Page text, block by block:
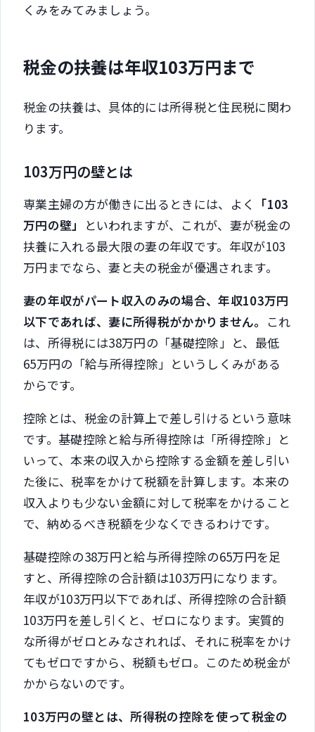
くみをみてみましょう。
税金の扶養は年収103万円まで
税金の扶養は、具体的には所得税と住民税に関わ
ります。
103万円の壁とは
専業主婦の方が働きに出るときには、よく
「103
万円の壁」 といわれますが、これが、妻が税金の
扶養に入れる最大限の妻の年収です。年収が103
万円までなら、妻と夫の税金が優遇されます。
妻の年収がパート収入のみの場合、年収103万円
以下であれば、妻に所得税がかかりません。 これ
は、所得税には38万円の「基礎控除」と、最低
65万円の「給与所得控除」というしくみがある
からです。
控除とは、税金の計算上で差し引けるという意味
です。基礎控除と給与所得控除は「所得控除」と
いって、本来の収入から控除する金額を差し引い
た後に、税率をかけて税額を計算します。本来の
収入よりも少ない金額に対して税率をかけること
で、納めるべき税額を少なくできるわけです。
基礎控除の38万円と給与所得控除の65万円を足
すと、所得控除の合計額は103万円になります。
年収が103万円以下であれば、所得控除の合計額
103万円を差し引くと、ゼロになります。実質的
な所得がゼロとみなされれば、それに税率をかけ
てもゼロですから、税額もゼロ。このため税金が
かからないのです。
103万円の壁とは、所得税の控除を使って税金の